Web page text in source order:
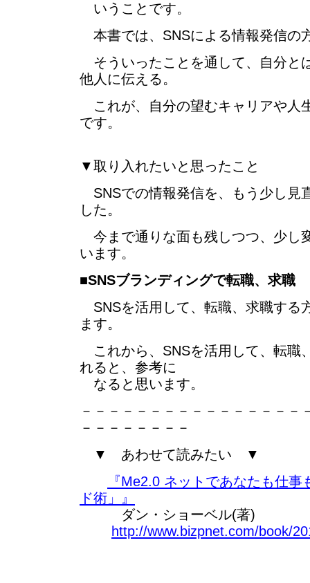
いうことです。
本書では、SNSによる情報発信の
そういったことを通して、自分と
他人に伝える。
これが、自分の望むキャリアや人
です。
▼取り入れたいと思ったこと
SNSでの情報発信を、もう少し見
した。
今まで通りな面も残しつつ、少し
います。
■SNSブランディングで転職、求職
SNSを活用して、転職、求職する
ます。
これから、SNSを活用して、転職
れると、参考に
なると思います。
－－－－－－－－－－－－－－－－
－－－－－－－－
▼ あわせて読みたい ▼
『Me2.0 ネットであなたも仕
ド術」』
ダン・ショーベル(著)
http://www.bizpnet.com/book/